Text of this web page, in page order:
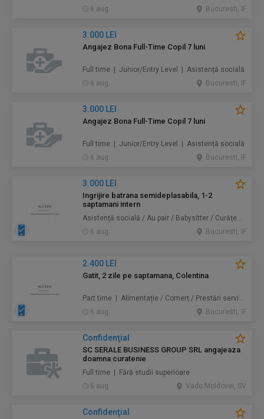
6 aug.
Bucuresti, IF
3.000 LEI
Angajez Bona Full-Time Copil 7 luni
Full time | Junior/Entry Level | Asistență socială
6 aug.
Bucuresti, IF
3.000 LEI
Angajez Bona Full-Time Copil 7 luni
Full time | Junior/Entry Level | Asistență socială
6 aug.
Bucuresti, IF
3.000 LEI
Ingrijire batrana semideplasabila, 1-2
saptamani intern
Asistență socială / Au pair / Babysitter / Curăţenie / Prestări servicii
6 aug.
Bucuresti, IF
2.400 LEI
Gatit, 2 zile pe saptamana, Colentina
Part time | Alimentație / Comerț / Prestări servicii
6 aug.
Bucuresti, IF
Confidenţial
SC SERALE BUSINESS GROUP SRL angajeaza
doamna curatenie
Full time | Fără studii superioare
6 aug.
Vadu Moldovei, SV
Confidenţial